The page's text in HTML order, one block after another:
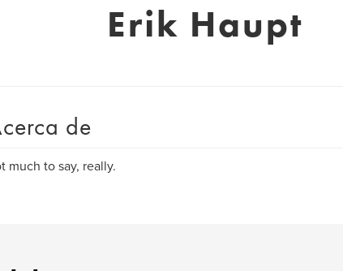
Erik Haupt
de
much to say, really.